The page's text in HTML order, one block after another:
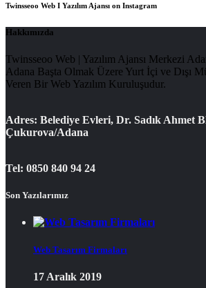
Twinsseoo Web I Yazılım Ajansı on Instagram
Hakkımızda
Twinsseoo Web | Yazılım Ajansı Merkezi
Adana Başta Olmak Üzere Yurt İçi ve Dışı
Veren Bir Web Yazılım Kuruluşudur.
Adres: Belediye Evleri, Dr. Sadık Ahmet
Çukurova/Adana
Tel: 0850 840 94 24
Son Yazılarımız
Web Tasarım Firmaları
17 Aralık 2019